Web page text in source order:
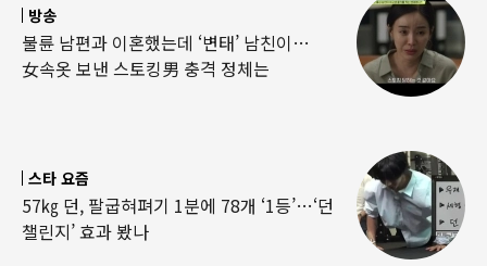
방송
불륜 남편과 이혼했는데 ‘변태’ 남친이…
女속옷 보낸 스토킹男 충격 정체는
스타 요즘
57㎏ 던, 팔굽혀펴기 1분에 78개 ‘1등’…‘던
챌린지’ 효과 봤나